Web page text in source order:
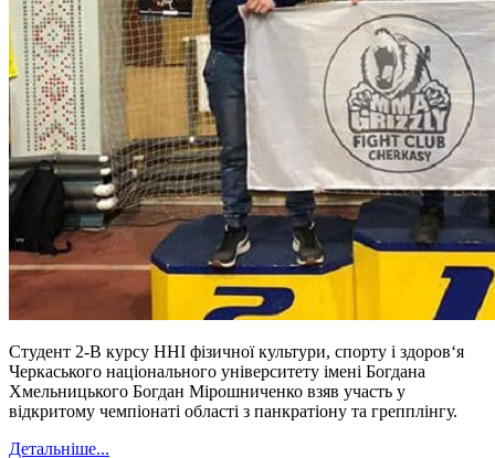
Студент 2-В курсу ННІ фізичної культури, спорту і здоров‘я
Черкаського національного університету імені Богдана
Хмельницького Богдан Мірошниченко взяв участь у
відкритому чемпіонаті області з панкратіону та грепплінгу.
Детальніше...